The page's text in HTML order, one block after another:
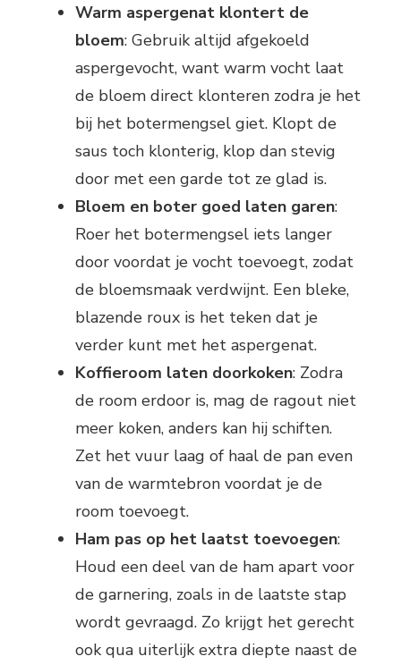
Warm aspergenat klontert de
bloem: Gebruik altijd afgekoeld
aspergevocht, want warm vocht laat
de bloem direct klonteren zodra je het
bij het botermengsel giet. Klopt de
saus toch klonterig, klop dan stevig
door met een garde tot ze glad is.
Bloem en boter goed laten garen:
Roer het botermengsel iets langer
door voordat je vocht toevoegt, zodat
de bloemsmaak verdwijnt. Een bleke,
blazende roux is het teken dat je
verder kunt met het aspergenat.
Koffieroom laten doorkoken: Zodra
de room erdoor is, mag de ragout niet
meer koken, anders kan hij schiften.
Zet het vuur laag of haal de pan even
van de warmtebron voordat je de
room toevoegt.
Ham pas op het laatst toevoegen:
Houd een deel van de ham apart voor
de garnering, zoals in de laatste stap
wordt gevraagd. Zo krijgt het gerecht
ook qua uiterlijk extra diepte naast de